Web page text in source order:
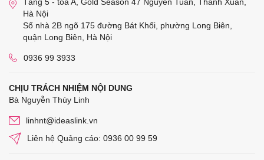
Hà Nội
Số nhà 2B ngõ 175 đường Bát Khối, phường Long Biên,
quận Long Biên, Hà Nội
0936 99 3933
CHỊU TRÁCH NHIỆM NỘI DUNG
Bà Nguyễn Thùy Linh
linhnt@ideaslink.vn
Liên hệ Quảng cáo: 0936 00 99 59